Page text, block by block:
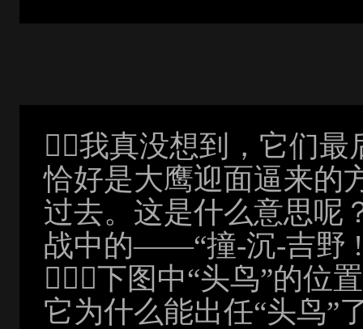
我真没想到，它们
恰好是大鹰迎面逼来的
过去。这是什么意思呢
战中的——“撞-沉-吉野
（下图中“头鸟”的位
它为什么能出任“头鸟”